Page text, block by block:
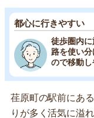
都心に行きやすい
徒歩圏内
路を使い
ので移動
荏原町の駅前にあ
りが多く活気に溢